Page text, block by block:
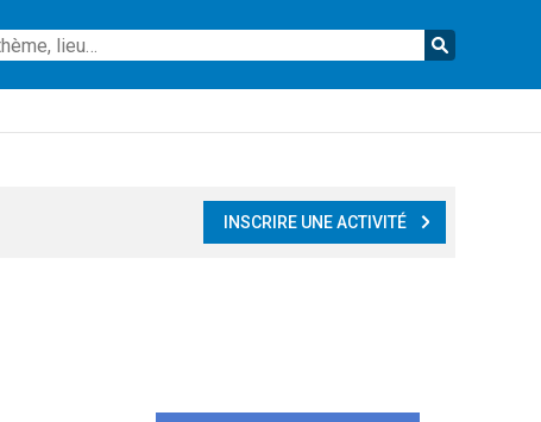
INSCRIRE UNE ACTIVITÉ